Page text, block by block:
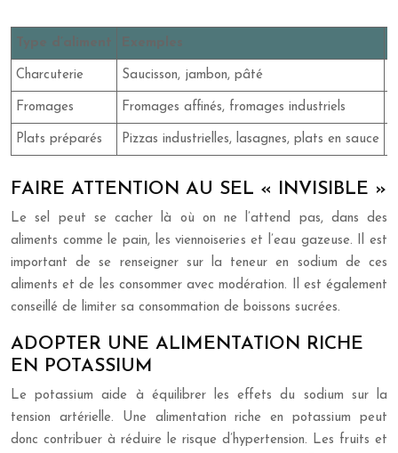
Charcuterie Saucisson, jambon, pâté
Fromages Fromages affinés, fromages industriels
Plats préparés Pizzas industrielles, lasagnes, plats en sauce
FAIRE ATTENTION AU SEL « INVISIBLE »
Le sel peut se cacher là où on ne l’attend pas, dans des
aliments comme le pain, les viennoiseries et l’eau gazeuse. Il est
important de se renseigner sur la teneur en sodium de ces
aliments et de les consommer avec modération. Il est également
conseillé de limiter sa consommation de boissons sucrées.
ADOPTER UNE ALIMENTATION RICHE
EN POTASSIUM
Le potassium aide à équilibrer les effets du sodium sur la
tension artérielle. Une alimentation riche en potassium peut
donc contribuer à réduire le risque d’hypertension. Les fruits et